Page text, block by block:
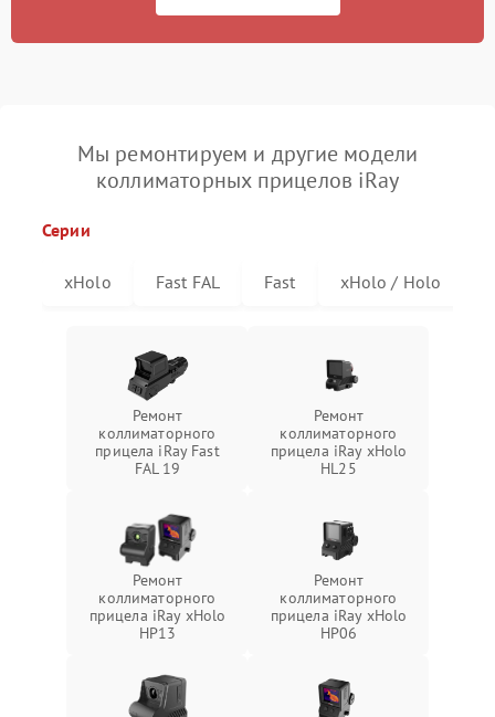
Мы ремонтируем и другие модели
коллиматорных прицелов iRay
Серии
xHolo Fast FAL Fast xHolo / Holo
Ремонт
коллиматорного
прицела iRay Fast
FAL 19
Ремонт
коллиматорного
прицела iRay xHolo
HL25
Ремонт
коллиматорного
прицела iRay xHolo
HP13
Ремонт
коллиматорного
прицела iRay xHolo
HP06